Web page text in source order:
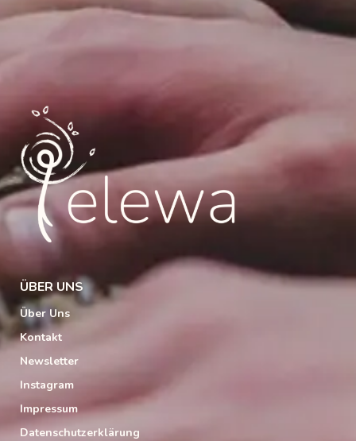
ÜBER UNS
Über Uns
Kontakt
Newsletter
Instagram
Impressum
Datenschutzerklärung